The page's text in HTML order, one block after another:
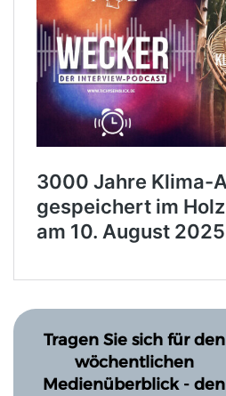
Tragen Sie sich für den
wöchentlichen
Medienüberblick - den